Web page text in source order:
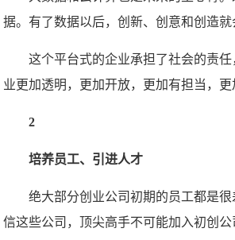
据。有了数据以后，创新、创意和创造就
这个平台式的企业承担了社会的责
业更加透明，更加开放，更加有担当，更
2
培养员工、引进人才
绝大部分创业公司初期的员工都是
信这些公司，顶尖高手不可能加入初创公